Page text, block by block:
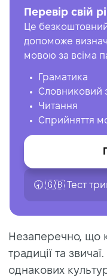
Перевір свій
Це
допоможе
мовою за всіма
Граматика
Словниковий
Читання
Сприйняття
🕣 🇬🇧 Тест
Незаперечно, що
традиції та
однакових